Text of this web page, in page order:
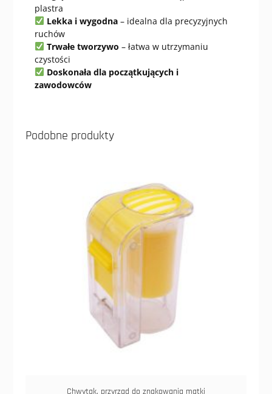
plastra
Lekka i wygodna– idealna dla precyzyjnych
ruchów
Trwałe tworzywo – łatwa w utrzymaniu
czystości
Doskonała dla początkujących i
zawodowców
Podobne produkty
Chwytak, przyrząd do znakowania matki